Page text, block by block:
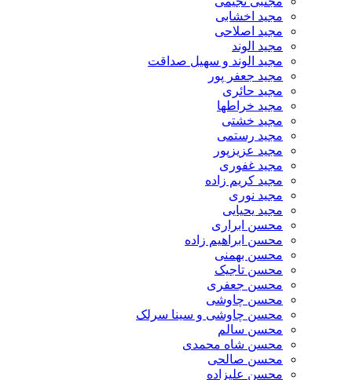
مجید اخشابی
مجید اصلاحی
مجید الوند‎
مجید الوند و سهیل صداقت
مجید جعفر پور
مجید حائری
مجید خراطها
مجید خشتی
مجید رستمی
مجید عزیزپور
مجید غفوری
مجید کریم زاده
مجید نوری
مجید یحیایی
محسن ابراری
محسن ابراهیم زاده
محسن بهمنی
محسن تاجیک
محسن جعفری
محسن چاوشی
محسن چاوشی و سینا سرلک
محسن سالم
محسن شاه محمدی
محسن صالحی
محسن علیزاده